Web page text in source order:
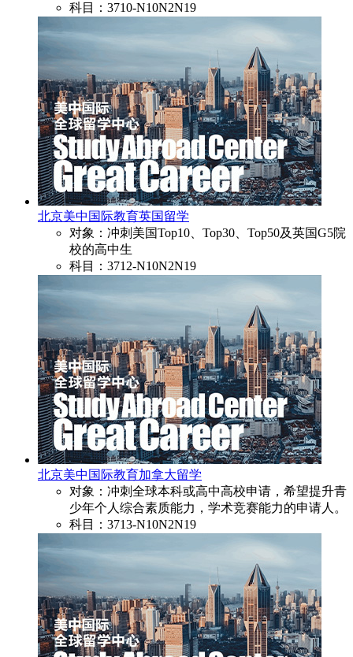
科目：3710-N10N2N19
北京美中国际教育英国留学
对象：冲刺美国Top10、Top30、Top50及英国G5院
校的高中生
科目：3712-N10N2N19
北京美中国际教育加拿大留学
对象：冲刺全球本科或高中高校申请，希望提升青
少年个人综合素质能力，学术竞赛能力的申请人。
科目：3713-N10N2N19